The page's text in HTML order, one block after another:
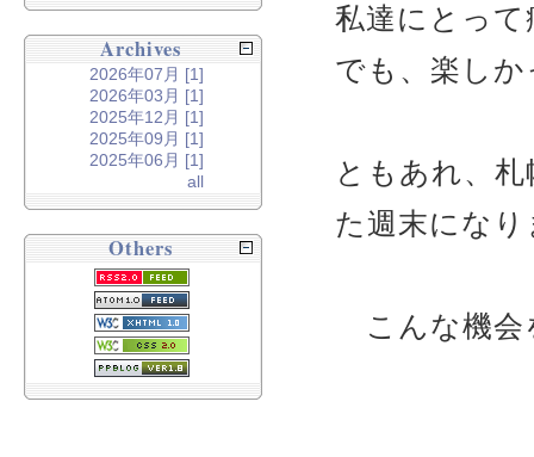
私達にとっ
でも、楽し
ともあれ、
た週末にな
こんな機会
Archives
2026年07月 [1]
2026年03月 [1]
2025年12月 [1]
2025年09月 [1]
2025年06月 [1]
all
Others